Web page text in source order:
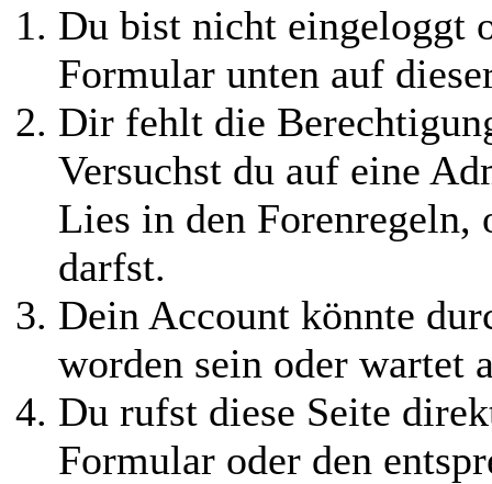
Du bist nicht eingeloggt
Formular unten auf
Dir fehlt die
Versuchst du auf eine
Lies in den Forenregeln,
darfst.
Dein Account könnte
worden sein oder wartet
Du rufst diese Seite
Formular oder den